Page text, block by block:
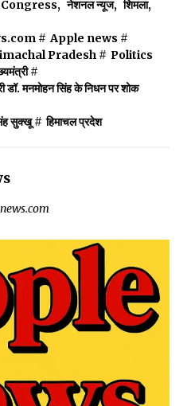
Congress, नेशनल न्यूज, शिमला,
# Apple news #
Pradesh# Politics
#
डॉ. मनमोहन सिंह के निधन पर शोक
सुक्खू# हिमाचल प्रदेश